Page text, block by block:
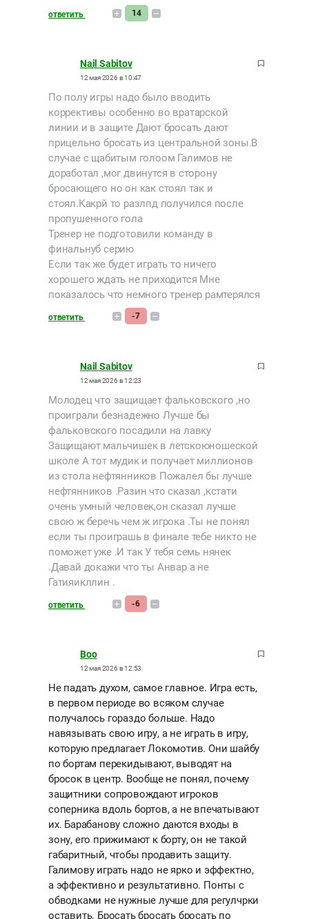
ответить 14
Nail Sabitov
12 мая 2026 в 10:47
По полу игры надо было вводить
коррективы особенно во вратарской
линии и в защите Дают бросать дают
прицельно бросать из центральной зоны.В
случае с щабитым голоом Галимов не
доработал ,мог двинутся в сторону
бросающего но он как стоял так и
стоял.Какрй то разлпд получился после
пропушенного гола
Тренер не подготовили команду в
финальнуб серию
Если так же будет играть то ничего
хорошего ждать не приходится Мне
показалось что немного тренер рамтерялся
ответить -7
Nail Sabitov
12 мая 2026 в 12:23
Молодец что защищает фальковского ,но
проиграли безнадежно Лучше бы
фальковского посадили на лавку
Защищают мальчишек в летскоюношеской
школе А тот мудик и получает миллионов
из стола нефтянников Пожалел бы лучше
нефтянников .Разин что сказал ,кстати
очень умный человек,он сказал лучше
свою ж беречь чем ж игрока .Ты не понял
если ты проиграшь в финале тебе никто не
поможет уже .И так У тебя семь нянек
.Давай докажи что ты Анвар а не
Гатияикллин .
ответить -6
Boo
12 мая 2026 в 12:53
Не падать духом, самое главное. Игра есть,
в первом периоде во всяком случае
получалось гораздо больше. Надо
навязывать свою игру, а не играть в игру,
которую предлагает Локомотив. Они шайбу
по бортам перекидывают, выводят на
бросок в центр. Вообще не понял, почему
защитники сопровождают игроков
соперника вдоль бортов, а не впечатывают
их. Барабанову сложно даются входы в
зону, его прижимают к борту, он не такой
габаритный, чтобы продавить защиту.
Галимову играть надо не ярко и эффектно,
а эффективно и результативно. Понты с
обводками не нужные лучше для регулчрки
оставить. Бросать бросать бросать по